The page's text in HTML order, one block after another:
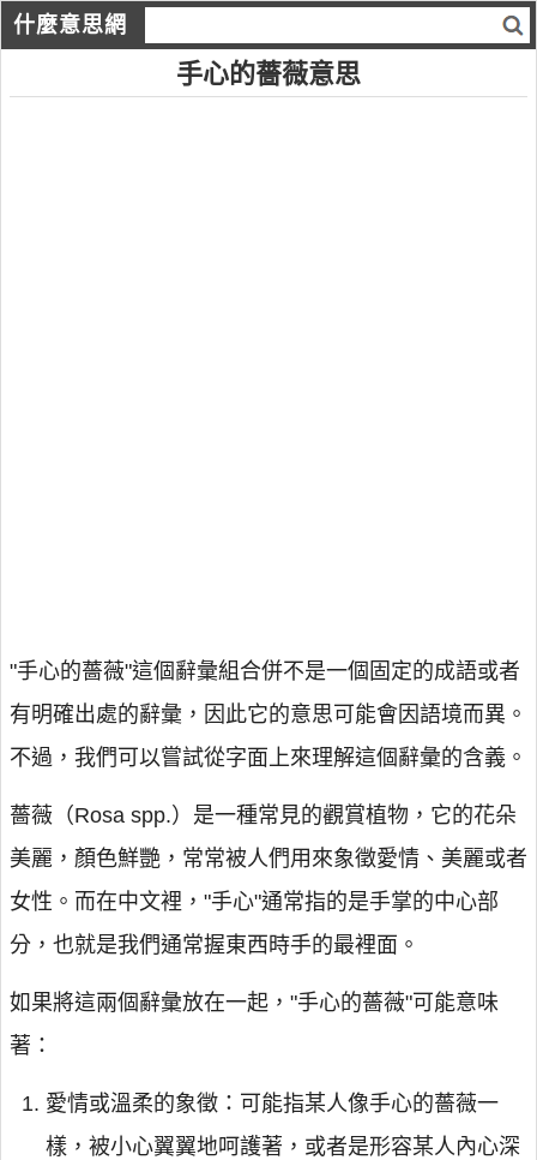
什麼意思網
手心的薔薇意思
"手心的薔薇"這個辭彙組合併不是一個固定的成語或者
有明確出處的辭彙，因此它的意思可能會因語境而異。
不過，我們可以嘗試從字面上來理解這個辭彙的含義。
薔薇（Rosa spp.）是一種常見的觀賞植物，它的花朵
美麗，顏色鮮艷，常常被人們用來象徵愛情、美麗或者
女性。而在中文裡，"手心"通常指的是手掌的中心部
分，也就是我們通常握東西時手的最裡面。
如果將這兩個辭彙放在一起，"手心的薔薇"可能意味
著：
愛情或溫柔的象徵：可能指某人像手心的薔薇一
樣，被小心翼翼地呵護著，或者是形容某人內心深